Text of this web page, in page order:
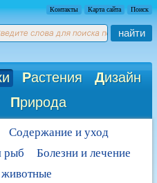
Контакты Карта сайта Поиск
найти
Растения Дизайн
Природа
Содержание и уход
рыб
Болезни и лечение